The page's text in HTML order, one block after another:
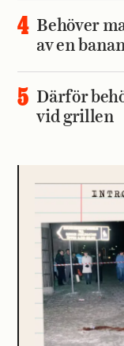
Behöver
av en
Därför
vid grillen